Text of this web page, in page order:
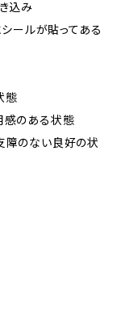
込み
ールが貼ってある
態
のある状態
障のない良好の状